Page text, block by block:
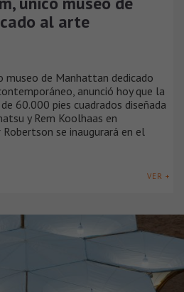
al arte
museo de Manhattan dedicado
anunció hoy que la
60.000 pies cuadrados diseñada
y Rem Koolhaas en
se inaugurará en el
VER +